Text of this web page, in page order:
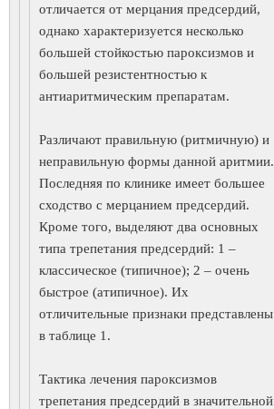
отличается от мерцания предсердий,
однако характеризуется несколько
большей стойкостью пароксизмов и
большей резистентностью к
антиаритмическим препаратам.
Различают правильную (ритмичную) и
неправильную формы данной аритмии.
Последняя по клинике имеет большее
сходство с мерцанием предсердий.
Кроме того, выделяют два основных
типа трепетания предсердий: 1 –
классическое (типичное); 2 – очень
быстрое (атипичное). Их
отличительные признаки представлены
в таблице 1.
Тактика лечения пароксизмов
трепетания предсердий в значительной